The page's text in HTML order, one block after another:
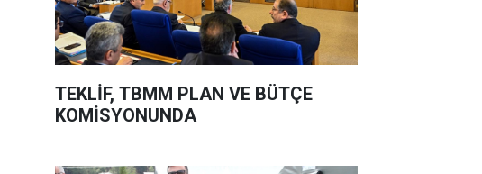
TEKLİF, TBMM PLAN VE BÜTÇE
KOMİSYONUNDA